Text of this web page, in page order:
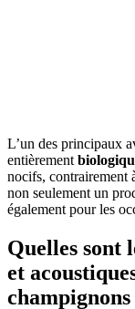
L’un des principaux
entièrement
nocifs, contrairement
non seulement un
également pour les
Quelles sont
et
champignons